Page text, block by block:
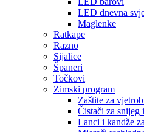
LED dnevna
Maglenke
Ratkape
Razno
Sijalice
Španeri
Točkovi
Zimski program
Zaštite za
Čistači za snijeg
Lanci i kandže